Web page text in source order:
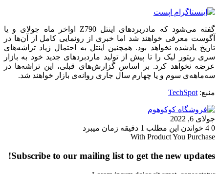
گفته می‌شود که مادربردهای اینتل Z790 اواخر ماه جولای و یا
آگوست معرفی خواهند شد اما خبری از رونمایی کامل از آن‌ها در
تاریخ یادشده نخواهد بود. همچنین اینتل به احتمال زیاد تراشه‌های
سری رپتور لیک را تا پیش از تولید ماردبردهای جدید خود به بازار
عرضه نخواهد کرد. بر اساس گزارش‌های قبلی، این تراشه‌ها در
سه‌ماهه‌ی سوم و یا چهارم سال جاری روانه‌ی بازار خواهند شد.
منبع:TechSpot
جولای 6, 2022
0
خواندن این مطلب 1 دقیقه زمان میبرد
With Product You Purchase
Subscribe to our mailing list to get the new updates!